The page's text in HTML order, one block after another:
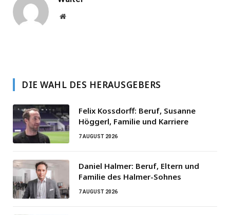
Website
DIE WAHL DES HERAUSGEBERS
Felix Kossdorff: Beruf, Susanne
Höggerl, Familie und Karriere
7 AUGUST 2026
Daniel Halmer: Beruf, Eltern und
Familie des Halmer-Sohnes
7 AUGUST 2026